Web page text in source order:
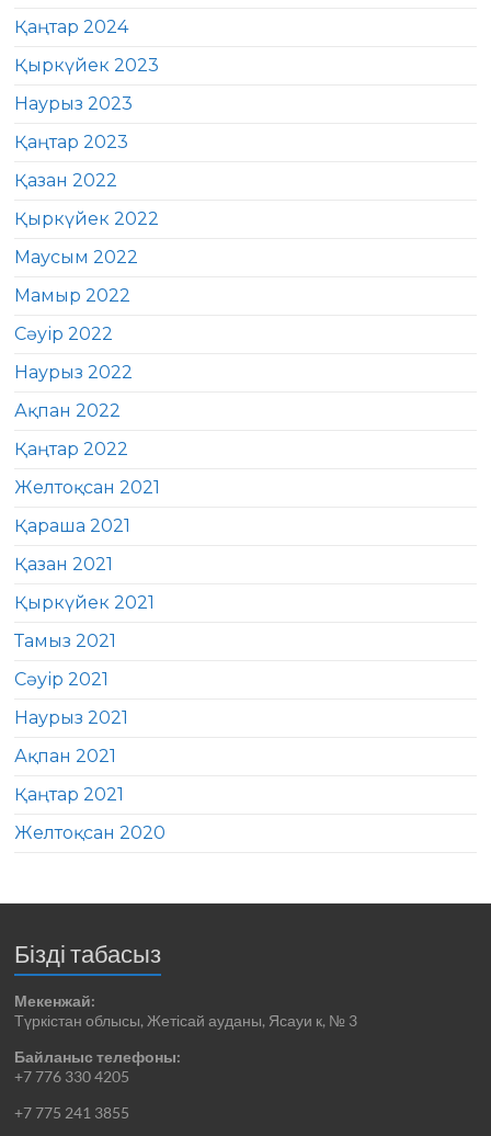
Қаңтар 2024
Қыркүйек 2023
Наурыз 2023
Қаңтар 2023
Қазан 2022
Қыркүйек 2022
Маусым 2022
Мамыр 2022
Сәуір 2022
Наурыз 2022
Ақпан 2022
Қаңтар 2022
Желтоқсан 2021
Қараша 2021
Қазан 2021
Қыркүйек 2021
Тамыз 2021
Сәуір 2021
Наурыз 2021
Ақпан 2021
Қаңтар 2021
Желтоқсан 2020
Бізді табасыз
Мекенжай:
Түркістан облысы, Жетісай ауданы, Ясауи к, № 3
Байланыс телефоны:
+7 776 330 4205
+7 775 241 3855